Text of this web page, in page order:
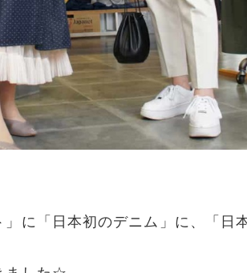
に「日本初のデニム」に、「日